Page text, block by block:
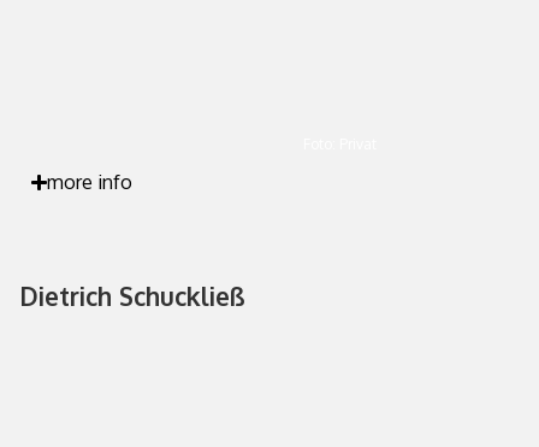
more info
Dietrich Schuckließ